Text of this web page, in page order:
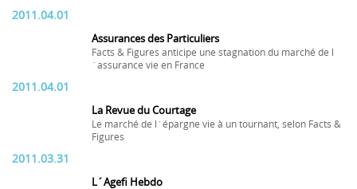
2011.04.01
Assurances des Particuliers
Facts & Figures anticipe une stagnation du marché de l
´assurance vie en France
2011.04.01
La Revue du Courtage
Le marché de l´épargne vie à un tournant, selon Facts &
Figures
2011.03.31
L´Agefi Hebdo